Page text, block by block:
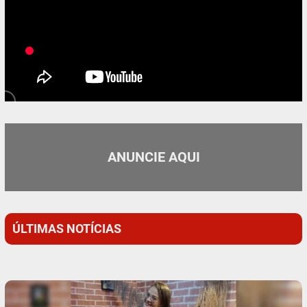
ANUNCIE AQUI
ÚLTIMAS NOTÍCIAS